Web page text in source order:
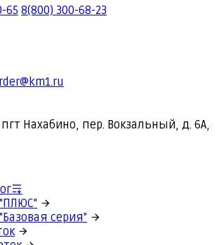
65 8(800) 300-68-23
пгт Нахабино, пер. Вокзальный, д. 6А,
серия"